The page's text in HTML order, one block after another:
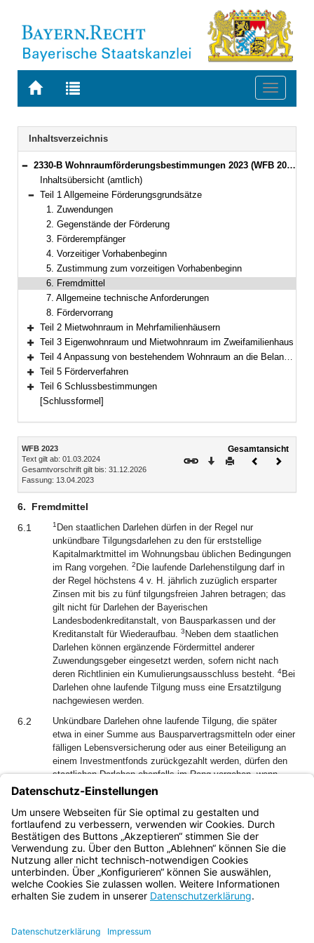
Zur
BAYERN.RECHT
Zur
letzten
Suche
Toggle
Navigation
Inhaltsverzeichnis
Bereich reduzieren
2330-B Wohnraumförderungsbestimmungen 2023 (WFB 2023) Bekanntmachung des Bayerischen Staatsministeriums für Wohnen, Bau und Verkehr vom 13. April 2023, Az. 31-4731.1-2-12 (BayMBl. Nr. 206)
Inhaltsübersicht (amtlich)
Bereich reduzieren
Teil 1 Allgemeine Förderungsgrundsätze
1. Zuwendungen
2. Gegenstände der Förderung
3. Förderempfänger
4. Vorzeitiger Vorhabenbeginn
5. Zustimmung zum vorzeitigen Vorhabenbeginn
6. Fremdmittel
7. Allgemeine technische Anforderungen
8. Fördervorrang
Bereich erweitern
Teil 2 Mietwohnraum in Mehrfamilienhäusern
Bereich erweitern
Teil 3 Eigenwohnraum und Mietwohnraum im Zweifamilienhaus
Bereich erweitern
Teil 4 Anpassung von bestehendem Wohnraum an die Belange von Menschen mit Behinderung
Bereich erweitern
Teil 5 Förderverfahren
Bereich erweitern
Teil 6 Schlussbestimmungen
[Schlussformel]
Inhalt
WFB 2023
Text gilt ab: 01.03.2024
Gesamtvorschrift gilt bis: 31.12.2026
Fassung: 13.04.2023
Gesamtansicht
Download
DruckenVorheriges
6.
Fremdmittel
6.1
1 Den staatlichen Darlehen dürfen in der Regel nur
unkündbare Tilgungsdarlehen zu den für erststellige
Kapitalmarktmittel im Wohnungsbau üblichen Bedingungen
im Rang vorgehen. 2 Die laufende Darlehenstilgung darf in
der Regel höchstens 4 v. H. jährlich zuzüglich ersparter
Zinsen mit bis zu fünf tilgungsfreien Jahren betragen; das
gilt nicht für Darlehen der Bayerischen
Landesbodenkreditanstalt, von Bausparkassen und der
Kreditanstalt für Wiederaufbau. 3 Neben dem staatlichen
Darlehen können ergänzende Fördermittel anderer
Zuwendungsgeber eingesetzt werden, sofern nicht nach
deren Richtlinien ein Kumulierungsausschluss besteht. 4Bei
Darlehen ohne laufende Tilgung muss eine Ersatztilgung
nachgewiesen werden.
6.2
Unkündbare Darlehen ohne laufende Tilgung, die später
etwa in einer Summe aus Bausparvertragsmitteln oder einer
fälligen Lebensversicherung oder aus einer Beteiligung an
einem Investmentfonds zurückgezahlt werden, dürfen den
staatlichen Darlehen ebenfalls im Rang vorgehen, wenn
durch eine Erklärung des Darlehensgebers ein rangmäßiges
Aufrücken des staatlichen Baudarlehens zumindest wie bei
einem Tilgungsdarlehen nach Nr. 6.1 Satz 1 sichergestellt
wird.
Bayern.de
BayernPortal
Impressum